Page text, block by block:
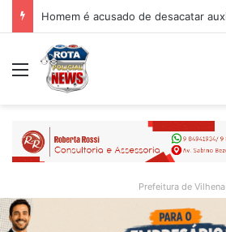
Menu
Prefeitura de Vilhena